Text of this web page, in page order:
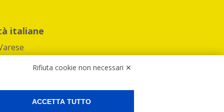
italiane
Rifiuta cookie non necessari ✕
ACCETTA TUTTO